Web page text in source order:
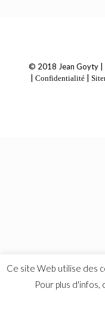
© 2018 Jean Goyty |
Confidentialité
Ce site Web utilise des
Pour plus d'infos,